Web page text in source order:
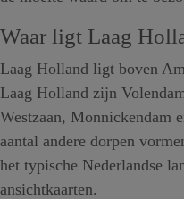
Waar ligt Laag
Laag Holland ligt boven
Laag Holland zijn
Westzaan, Monnickendam
aantal andere dorpen
het typische Nederlandse
ansichtkaarten.